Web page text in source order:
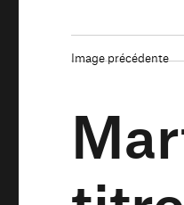
Image précédente